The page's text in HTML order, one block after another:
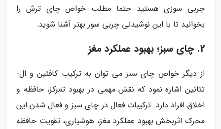
چربی سوزی هستید حتما مطلب خواص چای ترش را
بخوانید تا با این نوشیدنی چربی سوز بهتر آشنا شوید.
2. چای سبز؛ بهبود عملکرد مغز
از دیگر خواص چای سبز می توان به ترکیب کافئین و ال-
تئانین اشاره نمود که نقش مهمی در بهبود تمرکز، حافظه و
اخلاق افراد دارد. ترکیبات فعال در چای سبز و فعال شدن این
محرک اثربخش بهبود عملکرد مغز، هوشیاری، تقویت حافظه